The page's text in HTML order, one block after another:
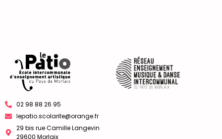
02 98 88 26 95
lepatio.scolarite@orange.fr
29 bis rue Camille Langevin
29600 Morlaix